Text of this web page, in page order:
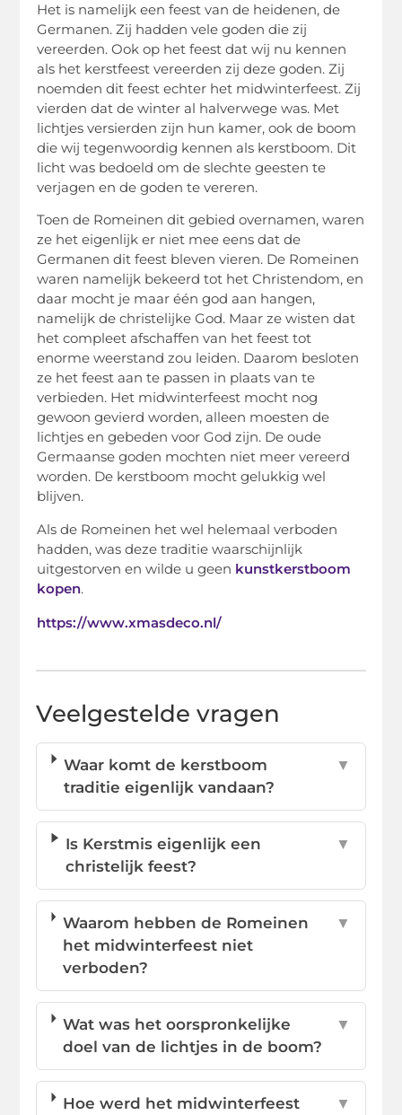
Het is namelijk een feest van de heidenen, de
Germanen. Zij hadden vele goden die zij
vereerden. Ook op het feest dat wij nu kennen
als het kerstfeest vereerden zij deze goden. Zij
noemden dit feest echter het midwinterfeest. Zij
vierden dat de winter al halverwege was. Met
lichtjes versierden zijn hun kamer, ook de boom
die wij tegenwoordig kennen als kerstboom. Dit
licht was bedoeld om de slechte geesten te
verjagen en de goden te vereren.
Toen de Romeinen dit gebied overnamen, waren
ze het eigenlijk er niet mee eens dat de
Germanen dit feest bleven vieren. De Romeinen
waren namelijk bekeerd tot het Christendom, en
daar mocht je maar één god aan hangen,
namelijk de christelijke God. Maar ze wisten dat
het compleet afschaffen van het feest tot
enorme weerstand zou leiden. Daarom besloten
ze het feest aan te passen in plaats van te
verbieden. Het midwinterfeest mocht nog
gewoon gevierd worden, alleen moesten de
lichtjes en gebeden voor God zijn. De oude
Germaanse goden mochten niet meer vereerd
worden. De kerstboom mocht gelukkig wel
blijven.
Als de Romeinen het wel helemaal verboden
hadden, was deze traditie waarschijnlijk
uitgestorven en wilde u geen kunstkerstboom
kopen.
https://www.xmasdeco.nl/
Veelgestelde vragen
Waar komt de kerstboom
traditie eigenlijk vandaan?
▼
Is Kerstmis eigenlijk een
christelijk feest?
▼
Waarom hebben de Romeinen
het midwinterfeest niet
verboden?
▼
Wat was het oorspronkelijke
doel van de lichtjes in de boom?
▼
Hoe werd het midwinterfeest
▼